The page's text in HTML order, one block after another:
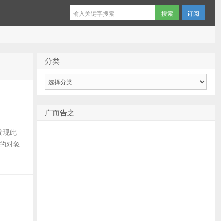
订阅
现此
对象
分类
广而告之